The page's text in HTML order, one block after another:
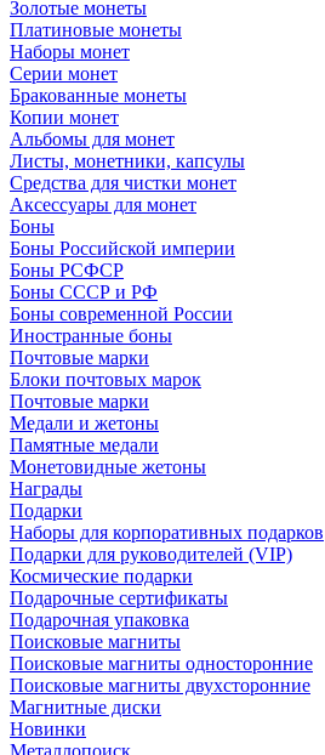
Золотые монеты
Платиновые монеты
Наборы монет
Серии монет
Бракованные монеты
Копии монет
Альбомы для монет
Листы, монетники, капсулы
Средства для чистки монет
Аксессуары для монет
Боны
Боны Российской империи
Боны РСФСР
Боны СССР и РФ
Боны современной России
Иностранные боны
Почтовые марки
Блоки почтовых марок
Почтовые марки
Медали и жетоны
Памятные медали
Монетовидные жетоны
Награды
Подарки
Наборы для корпоративных подарков
Подарки для руководителей (VIP)
Космические подарки
Подарочные сертификаты
Подарочная упаковка
Поисковые магниты
Поисковые магниты односторонние
Поисковые магниты двухсторонние
Магнитные диски
Новинки
Металлопоиск